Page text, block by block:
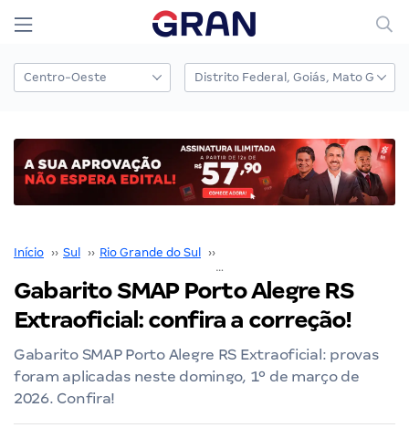
Início ›› Sul ›› Rio Grande do Sul ››
Gabarito SMAP Porto Alegre RS
Extraoficial: confira a correção!
Gabarito SMAP Porto Alegre RS Extraoficial: provas
foram aplicadas neste domingo, 1º de março de
2026. Confira!